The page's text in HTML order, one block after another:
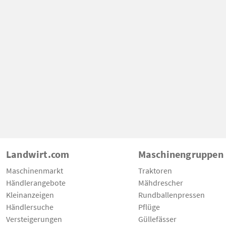
Landwirt.com
Maschinenmarkt
Händlerangebote
Kleinanzeigen
Händlersuche
Versteigerungen
Maschinengruppen
Traktoren
Mähdrescher
Rundballenpressen
Pflüge
Güllefässer